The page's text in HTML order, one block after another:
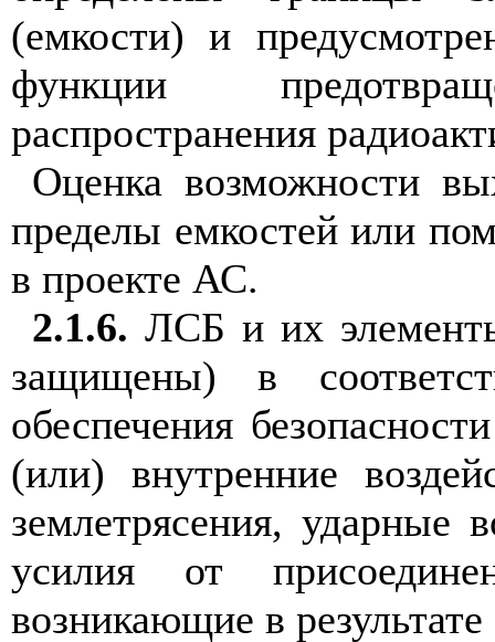
(емкости) и
функции
распространения
Оценка возможности
пределы емкостей или
в проекте АС.
2.1.6. ЛСБ и их
защищены) в
обеспечения
(или) внутренние
землетрясения, ударные
усилия от
возникающие в результате